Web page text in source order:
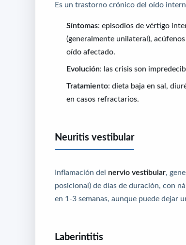
Es un trastorno crónico del oído
Síntomas: episodios de vértigo
(generalmente unilateral),
oído afectado.
Evolución: las crisis son
Tratamiento: dieta baja en sal,
en casos refractarios.
Neuritis vestibular
Inflamación del nervio vestibular,
posicional) de días de duración, con
en 1-3 semanas, aunque puede dejar
Laberintitis